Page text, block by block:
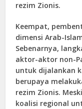
rezim Zionis.
Keempat,
dimensi Arab-
Sebenarnya,
aktor-aktor non-
untuk dijalankan
berupaya
rezim Zionis.
koalisi regional